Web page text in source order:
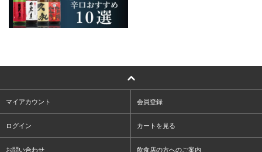
マイアカウント 会員登録
ログイン カートを見る
お問い合わせ 飲食店の方へのご案内